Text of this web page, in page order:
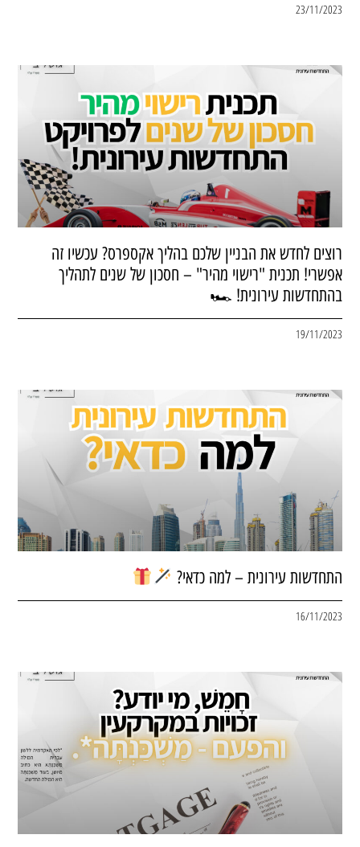
23/11/2023
רוצים לחדש את הבניין שלכם בהליך אקספרס? עכשיו זה
אפשרי! תכנית "רישוי מהיר" – חסכון של שנים לתהליך
בהתחדשות עירונית! 🏎
19/11/2023
התחדשות עירונית – למה כדאי?
16/11/2023